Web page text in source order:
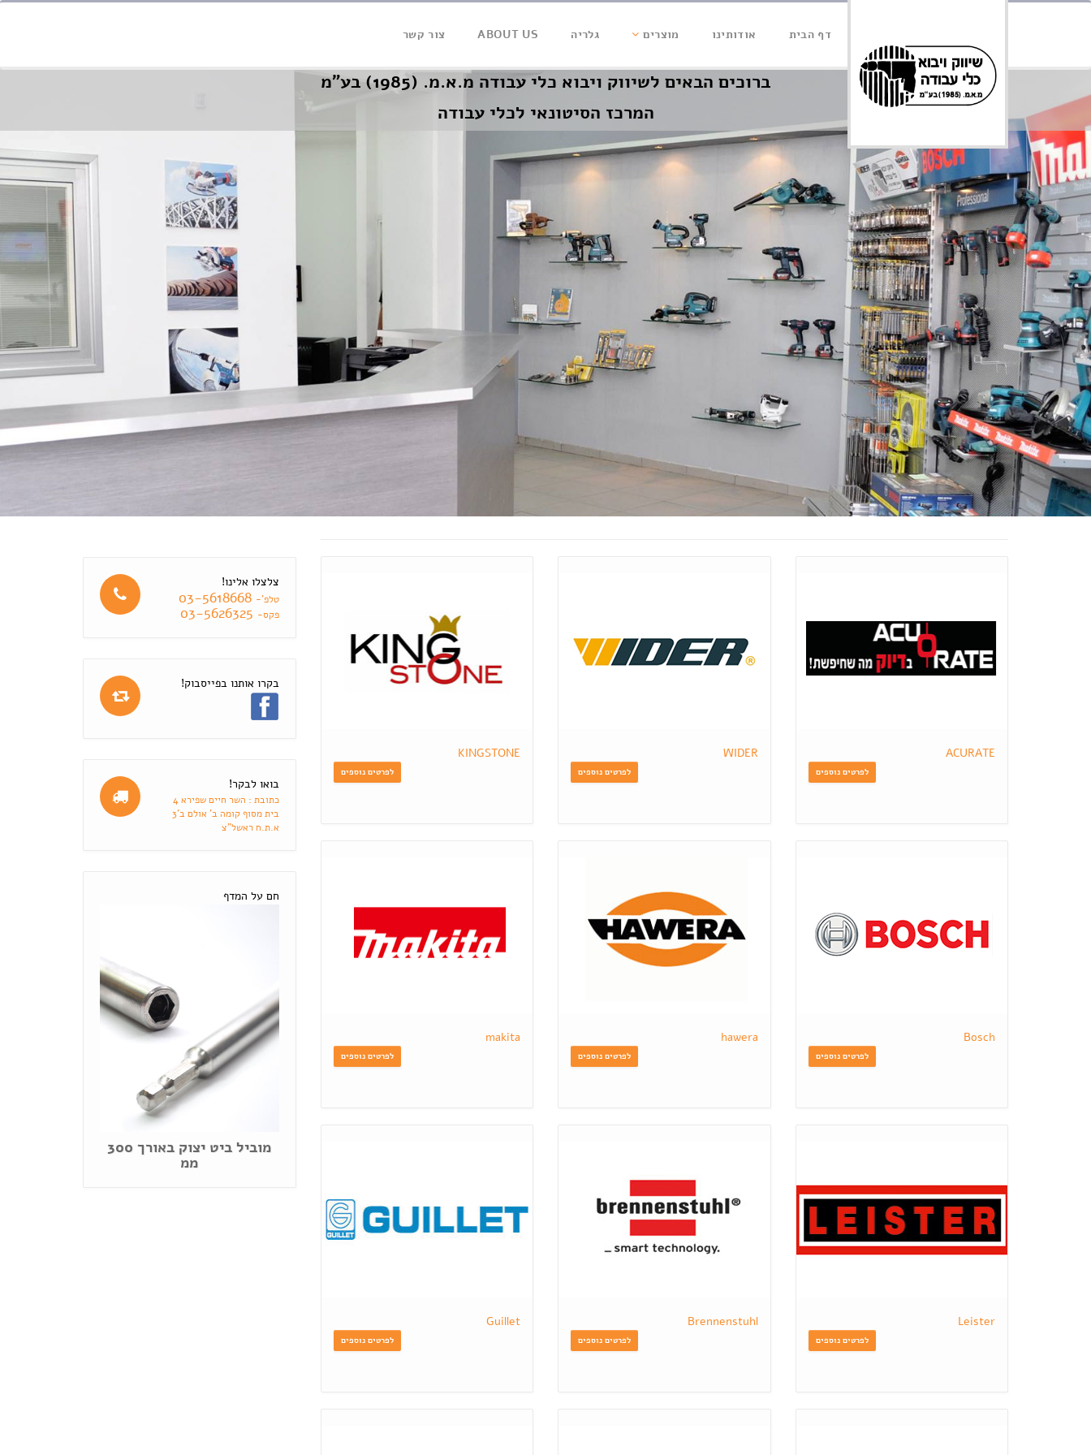
דף הבית אודותינו מוצרים גלריה ABOUT US צור קשר
ברוכים הבאים לשיווק ויבוא כלי עבודה מ.א.מ. (1985) בע"מ
המרכז הסיטונאי לכלי עבודה
ACURATE
לפרטים נוספים
WIDER
לפרטים נוספים
KINGSTONE
לפרטים נוספים
Bosch
לפרטים נוספים
hawera
לפרטים נוספים
makita
לפרטים נוספים
Leister
לפרטים נוספים
Brennenstuhl
לפרטים נוספים
Guillet
לפרטים נוספים
צלצלו אלינו!
טלפ'- 03-5618668
פקס-
בקרו אותנו בפייסבוק!
בואו לבקר!
כתובת : השר חיים שפירא 4
בית מסוף קומה ב' אולם ב'3
א.ת.ח ראשל"צ
חם על המדף
מוביל ביט יצוק באורך 300
ממ